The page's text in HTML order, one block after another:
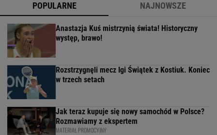
POPULARNE NAJNOWSZE
Anastazja Kuś mistrzynią świata! Historyczny
występ, brawo!
Rozstrzygnęli mecz Igi Świątek z Kostiuk. Koniec
w trzech setach
Jak teraz kupuje się nowy samochód w Polsce?
Rozmawiamy z ekspertem
MATERIAŁ PROMOCYJNY